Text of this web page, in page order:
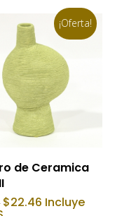
¡Oferta!
Añadir Al Carrito
de Ceramica
El
precio
$22.46 El
precio
Incluye